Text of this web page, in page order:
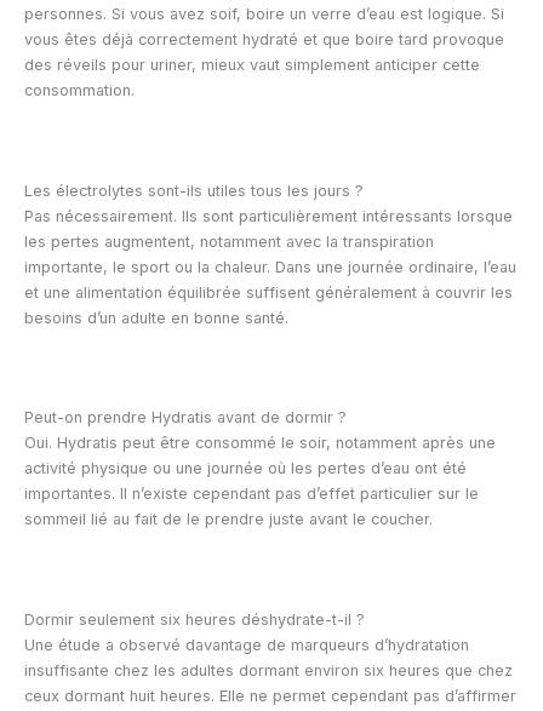
personnes. Si vous avez soif, boire un verre d’eau est logique. Si
vous êtes déjà correctement hydraté et que boire tard provoque
des réveils pour uriner, mieux vaut simplement anticiper cette
consommation.
Les électrolytes sont-ils utiles tous les jours ?
Pas nécessairement. Ils sont particulièrement intéressants lorsque
les pertes augmentent, notamment avec la transpiration
importante, le sport ou la chaleur. Dans une journée ordinaire, l’eau
et une alimentation équilibrée suffisent généralement à couvrir les
besoins d’un adulte en bonne santé.
Peut-on prendre Hydratis avant de dormir ?
Oui. Hydratis peut être consommé le soir, notamment après une
activité physique ou une journée où les pertes d’eau ont été
importantes. Il n’existe cependant pas d’effet particulier sur le
sommeil lié au fait de le prendre juste avant le coucher.
Dormir seulement six heures déshydrate-t-il ?
Une étude a observé davantage de marqueurs d’hydratation
insuffisante chez les adultes dormant environ six heures que chez
ceux dormant huit heures. Elle ne permet cependant pas d’affirmer